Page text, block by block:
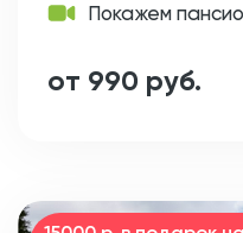
Покажем
от 990 руб.